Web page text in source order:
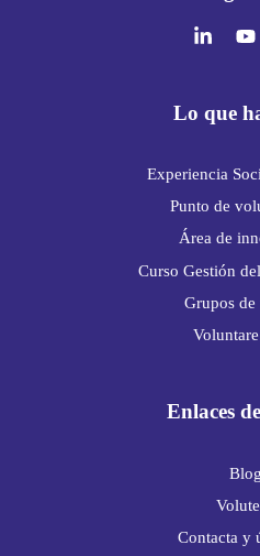
Lo que
Experiencia
Punto de
Área de
Curso Gestión
Grupos de
Enlaces
Blog
Contacta y